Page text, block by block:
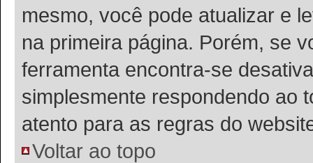
mesmo, você pode atualizar e
na primeira página. Porém, se
ferramenta encontra-se
simplesmente respondendo ao
atento para as regras do
Voltar ao topo